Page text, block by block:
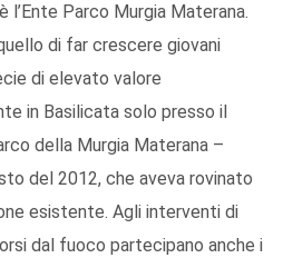
l’Ente Parco Murgia Materana.
di far crescere giovani
di elevato valore
in Basilicata solo presso il
della Murgia Materana –
del 2012, che aveva rovinato
esistente. Agli interventi di
dal fuoco partecipano anche i